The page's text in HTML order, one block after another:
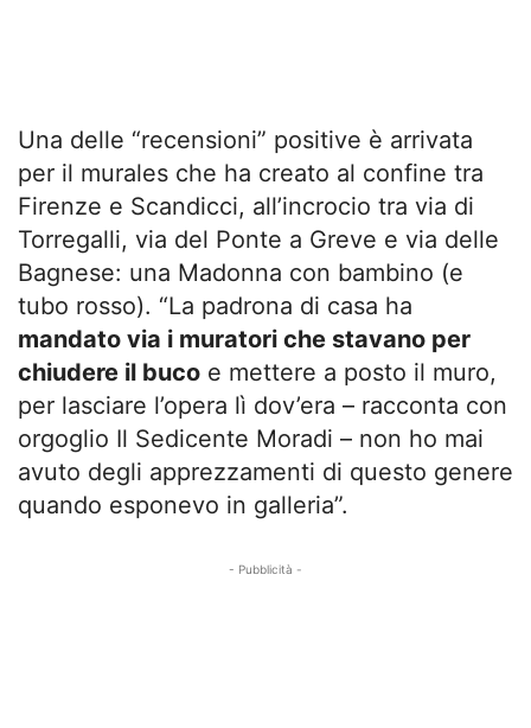
Una delle “recensioni” positive è arrivata
per il murales che ha creato al confine tra
Firenze e Scandicci, all’incrocio tra via di
Torregalli, via del Ponte a Greve e via delle
Bagnese: una Madonna con bambino (e
tubo rosso). “La padrona di casa ha
mandato via i muratori che stavano per
chiudere il buco e mettere a posto il muro,
per lasciare l’opera lì dov’era – racconta con
orgoglio Il Sedicente Moradi – non ho mai
avuto degli apprezzamenti di questo genere
quando esponevo in galleria”.
- Pubblicità -